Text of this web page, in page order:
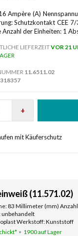
Ampère (A)
Schutzkontakt CEE
der Einheiten: 1
LIEFERZEITVOR 21
11.6511.02
+
mit Käuferschutz
(11.571.02)
83 Millimeter (mm) Anzahl
unbehandelt
Werkstoff: Kunststoff
1900 auf Lager